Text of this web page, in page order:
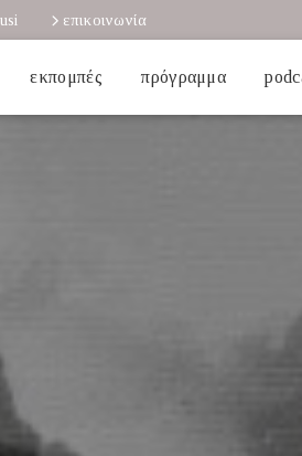
επικοινωνία
εκπομπές πρόγραμμα